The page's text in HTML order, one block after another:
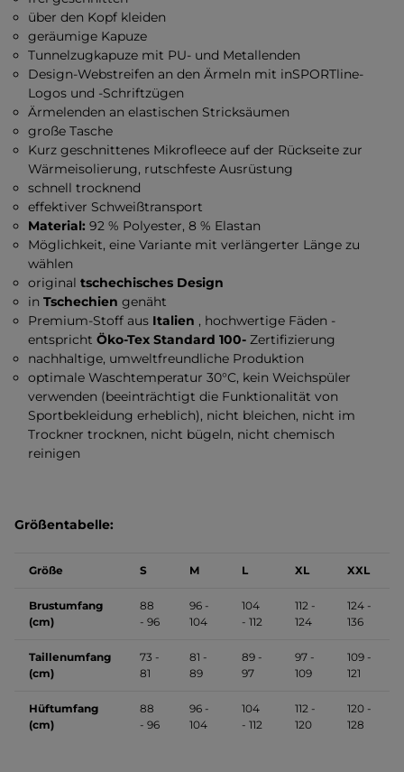
über den Kopf kleiden
geräumige Kapuze
Tunnelzugkapuze mit PU- und Metallenden
Design-Webstreifen an den Ärmeln mit inSPORTline-
Logos und -Schriftzügen
Ärmelenden an elastischen Stricksäumen
große Tasche
Kurz geschnittenes Mikrofleece auf der Rückseite zur
Wärmeisolierung, rutschfeste Ausrüstung
schnell trocknend
effektiver Schweißtransport
Material: 92 % Polyester, 8 % Elastan
Möglichkeit, eine Variante mit verlängerter Länge zu
wählen
originaltschechisches Design
inTschechien genäht
Premium-Stoff aus Italien , hochwertige Fäden -
entsprichtÖko-Tex Standard 100- Zertifizierung
nachhaltige, umweltfreundliche Produktion
optimale Waschtemperatur 30°C, kein Weichspüler
verwenden (beeinträchtigt die Funktionalität von
Sportbekleidung erheblich), nicht bleichen, nicht im
Trockner trocknen, nicht bügeln, nicht chemisch
reinigen
Größentabelle:
Größe S M L XL XXL
Brustumfang
(cm)
88
- 96
96 -
104
104
- 112
112 -
124
124 -
136
Taillenumfang
(cm)
73 -
81
81 -
89
89 -
97
97 -
109
109 -
121
Hüftumfang
(cm)
88
- 96
96 -
104
104
- 112
112 -
120
120 -
128